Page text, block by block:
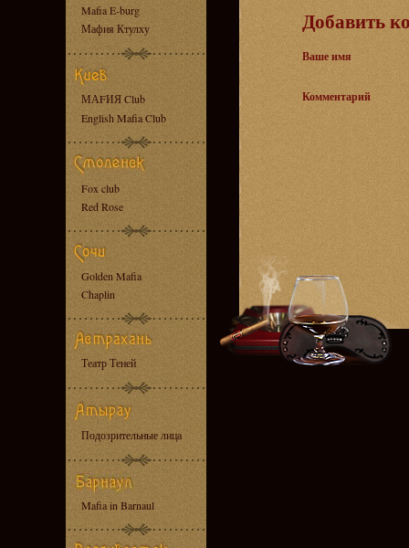
Mafia E-burg
Мафия Ктулху
МАFИЯ Club
English Mafia Club
Fox club
Red Rose
Golden Mafia
Chaplin
Театр Теней
Подозрительные лица
Mafia in Barnaul
Добавить
Ваше имя
Комментарий